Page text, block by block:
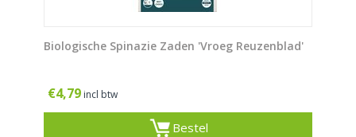
Biologische Spinazie Zaden 'Vroeg Reuzenblad'
€4,79 incl btw
Bestel